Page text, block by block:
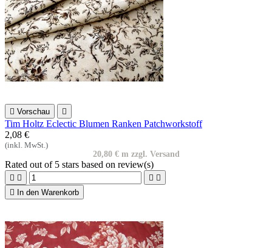
 Vorschau 
Tim Holtz Eclectic Blumen Ranken Patchworkstoff
2,08 €
(inkl. MwSt.)
20,80 € m zzgl. Versand
Rated out of 5 stars based on review(s)
   

In den Warenkorb